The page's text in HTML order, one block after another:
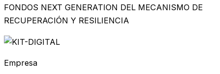
FONDOS NEXT GENERATION DEL MECANISMO DE
RECUPERACIÓN Y RESILIENCIA
Empresa